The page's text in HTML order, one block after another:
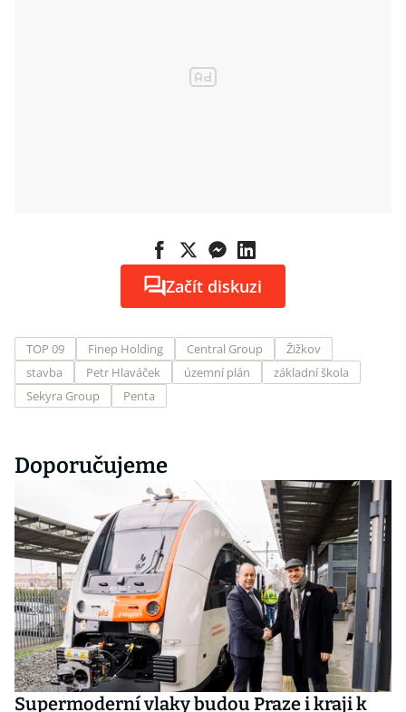
Začít diskuzi
TOP 09 Finep Holding Central Group
Žižkov
stavba
Petr Hlaváček územní plán
základní škola
Sekyra Group
Penta
Doporučujeme
Supermoderní vlaky budou Praze i kraji k